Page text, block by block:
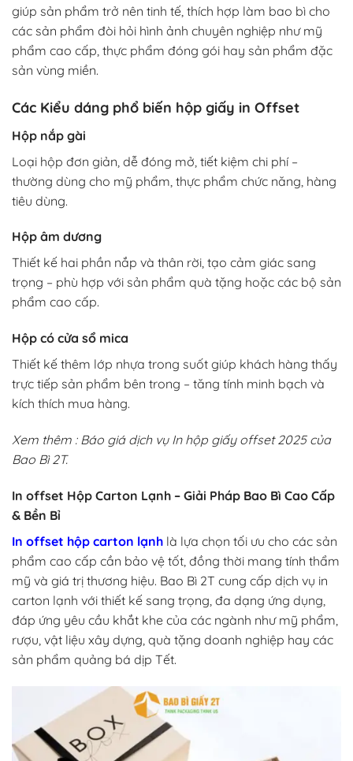
giúp sản phẩm trở nên tinh tế, thích hợp làm bao bì cho
các sản phẩm đòi hỏi hình ảnh chuyên nghiệp như mỹ
phẩm cao cấp, thực phẩm đóng gói hay sản phẩm đặc
sản vùng miền.
Các Kiểu dáng phổ biến hộp giấy in Offset
Hộp nắp gài
Loại hộp đơn giản, dễ đóng mở, tiết kiệm chi phí –
thường dùng cho mỹ phẩm, thực phẩm chức năng, hàng
tiêu dùng.
Hộp âm dương
Thiết kế hai phần nắp và thân rời, tạo cảm giác sang
trọng – phù hợp với sản phẩm quà tặng hoặc các bộ sản
phẩm cao cấp.
Hộp có cửa sổ mica
Thiết kế thêm lớp nhựa trong suốt giúp khách hàng thấy
trực tiếp sản phẩm bên trong – tăng tính minh bạch và
kích thích mua hàng.
Xem thêm : Báo giá dịch vụ In hộp giấy offset 2025 của
Bao Bì 2T.
In offset Hộp Carton Lạnh – Giải Pháp Bao Bì Cao Cấp
& Bền Bỉ
In offset hộp carton lạnh là lựa chọn tối ưu cho các sản
phẩm cao cấp cần bảo vệ tốt, đồng thời mang tính thẩm
mỹ và giá trị thương hiệu. Bao Bì 2T cung cấp dịch vụ in
carton lạnh với thiết kế sang trọng, đa dạng ứng dụng,
đáp ứng yêu cầu khắt khe của các ngành như mỹ phẩm,
rượu, vật liệu xây dựng, quà tặng doanh nghiệp hay các
sản phẩm quảng bá dịp Tết.